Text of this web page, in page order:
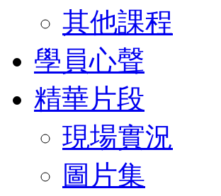
其他課程
學員心聲
精華片段
現場實況
圖片集